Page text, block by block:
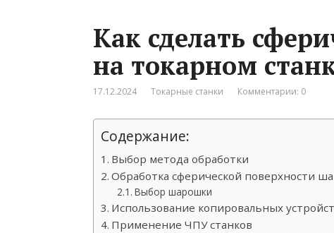
Как сделать
на токарном
17.12.2024 Токарные станки Комментарии: 0
Содержание:
Выбор метода обработки
Обработка сферической поверхности
Выбор шарошки
Использование копировальных
Применение ЧПУ станков